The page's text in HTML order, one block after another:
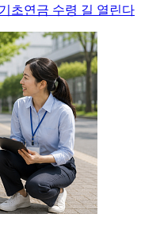
초연금 수령 길 열린다